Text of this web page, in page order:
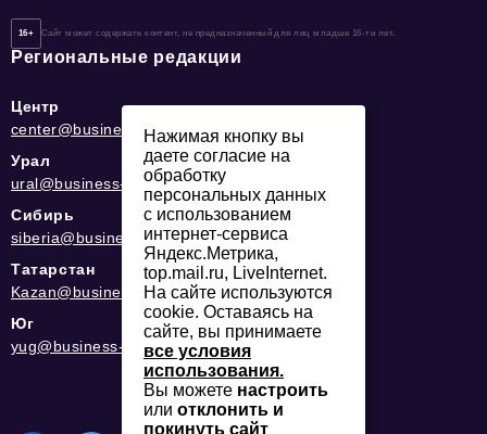
16+ Сайт может содержать контент, не предназначенный для лиц младше 16-ти лет.
Региональные редакции
Центр
center@business-magazine.online
Урал
ural@business-magazine.online
Сибирь
siberia@business-magazine.online
Татарстан
Kazan@business-magazine.online
Юг
yug@business-magazine.online
Нажимая кнопку вы
даете согласие на
обработку
персональных данных
с использованием
интернет-сервиса
Яндекс.Метрика,
top.mail.ru, LiveInternet.
На сайте используются
cookie. Оставаясь на
сайте, вы принимаете
все условия
использования.
Вы можете настроить
или отклонить и
покинуть сайт